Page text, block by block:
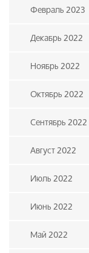
Февраль 2023
Декабрь 2022
Ноябрь 2022
Октябрь 2022
Сентябрь 2022
Август 2022
Июль 2022
Июнь 2022
Май 2022